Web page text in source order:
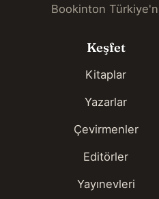
Bookinton
Keşfet
Kitaplar
Yazarlar
Çevirmenler
Editörler
Yayınevleri